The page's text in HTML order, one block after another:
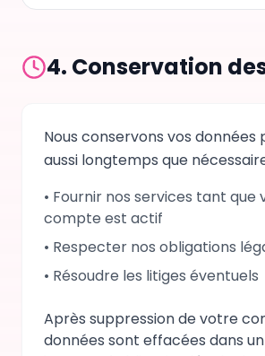
4. Conservation
Nous conservons vos données
aussi longtemps que
• Fournir nos services tant que
compte est actif
• Respecter nos obligations
• Résoudre les litiges éventuels
Après suppression de votre
données sont effacées dans